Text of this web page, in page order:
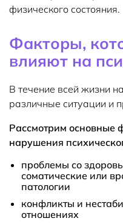
физического состояния.
Факторы,
влияют на
В течение всей жизни
различные ситуации и
Рассмотрим основные
нарушения
проблемы со
соматические или
патологии
конфликты и
отношениях